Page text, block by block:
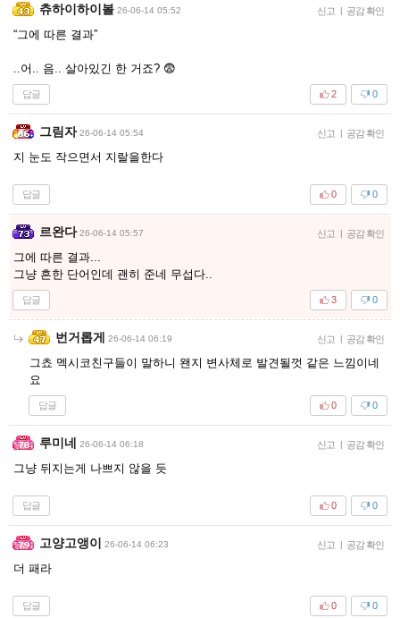
츄하이하이볼 26-06-14 05:52 신고 | 공감 확인
“그에 따른 결과”
..어.. 음.. 살아있긴 한 거죠? 😨
답글 0
2
그림자 26-06-14 05:54 신고 | 공감 확인
지 눈도 작으면서 지랄을한다
답글 0
0
르완다 26-06-14 05:57 신고 | 공감 확인
그에 따른 결과...
그냥 흔한 단어인데 괜히 준네 무섭다..
답글 0
3
번거롭게 26-06-14 06:19 신고 | 공감 확인
그쵸 멕시코친구들이 말하니 왠지 변사체로 발견될껏 같은 느낌이네
요
답글 0
0
루미네 26-06-14 06:18 신고 | 공감 확인
그냥 뒤지는게 나쁘지 않을 듯
답글 0
0
고양고앵이 26-06-14 06:23 신고 | 공감 확인
더 패라
답글 0
0